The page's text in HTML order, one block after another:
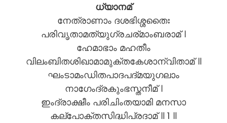
ധ്യാനമ്
നേത്രാണാം ദശഭിശ്ശതൈഃ
പരിവൃതാമത്യുഗ്രചര്മാംബരാമ് ।
ഹേമാഭാം മഹതീം
വിലംബിതശിഖാമാമുക്തകേശാന്വിതാമ് ॥
ഘംടാമംഡിതപാദപദ്മയുഗലാം
നാഗേംദ്രകുംഭസ്തനീമ് ।
ഇംദ്രാക്ഷീം പരിചിംതയാമി മനസാ
കല്പോക്തസിദ്ധിപ്രദാമ് ॥ 1 ॥